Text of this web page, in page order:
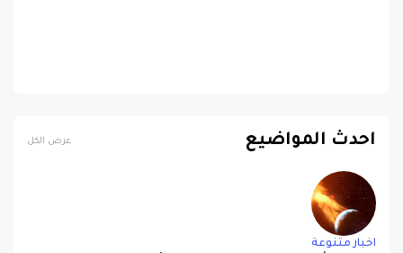
احدث المواضيع عرض الكل
اخبار متنوعة